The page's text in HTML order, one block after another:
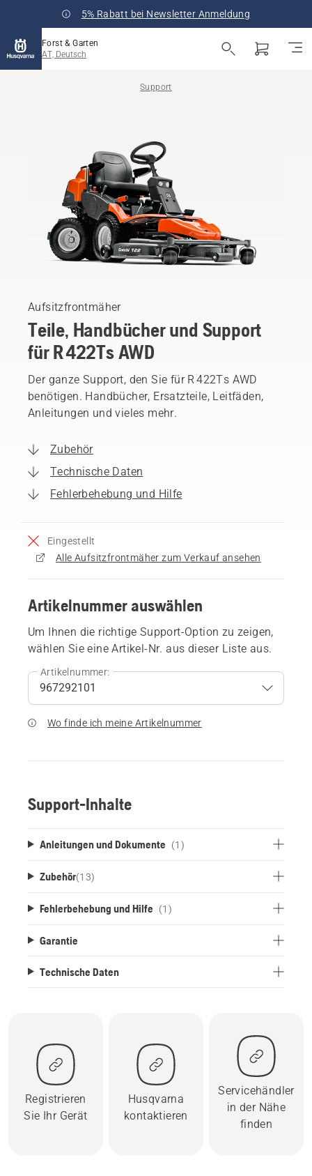
5% Rabatt bei Newsletter Anmeldung
Forst & Garten
AT, Deutsch
Support
Aufsitzfrontmäher
Teile, Handbücher und Support
für R 422Ts AWD
Der ganze Support, den Sie für R 422Ts AWD
benötigen. Handbücher, Ersatzteile, Leitfäden,
Anleitungen und vieles mehr.
Zubehör
Technische Daten
Fehlerbehebung und Hilfe
Eingestellt
Alle Aufsitzfrontmäher zum Verkauf ansehen
Artikelnummer auswählen
Um Ihnen die richtige Support-Option zu zeigen,
wählen Sie eine Artikel-Nr. aus dieser Liste aus.
Artikelnummer:
Wo finde ich meine Artikelnummer
Support-Inhalte
Anleitungen und Dokumente (1)
Zubehör(13)
Fehlerbehebung und Hilfe (1)
Garantie
Technische Daten
Registrieren
Sie Ihr Gerät
Husqvarna
kontaktieren
Servicehändler
in der Nähe
finden